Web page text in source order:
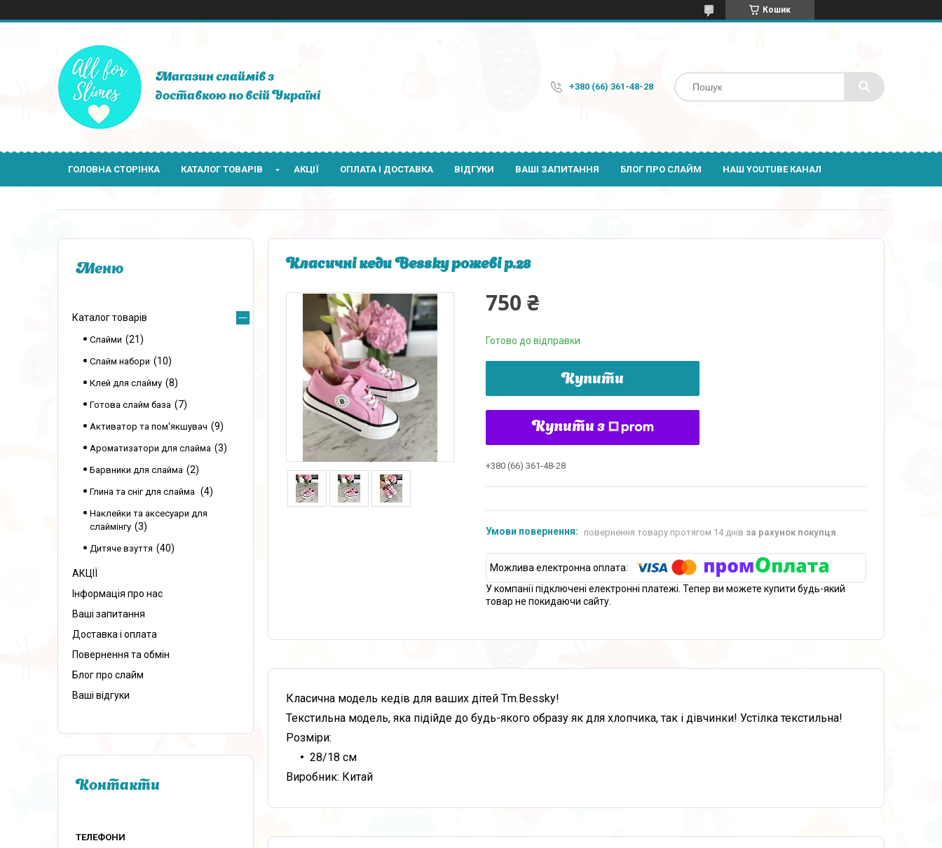
Кошик
Магазин слаймів з
доставкою по всій Україні
+380 (66) 361-48-28
ГОЛОВНА СТОРІНКА КАТАЛОГ ТОВАРІВ АКЦІЇ ОПЛАТА І ДОСТАВКА ВІДГУКИ ВАШІ ЗАПИТАННЯ БЛОГ ПРО СЛАЙМ НАШ YOUTUBE КАНАЛ
Класичні кеди Bessky рожеві р.28
750 ₴
Готово до відправки
Купити
Купити з
+380 (66) 361-48-28
повернення товару протягом 14 днів за рахунок покупця
У компанії підключені електронні платежі. Тепер ви можете купити будь-який
товар не покидаючи сайту.
Класична модель кедів для ваших дітей Тm.Bessky!
Текстильна модель, яка підійде до будь-якого образу як для хлопчика, так і дівчинки! Устілка текстильна!
Розміри:
28/18 см
Виробник: Китай
Каталог товарів
Слайми 21
Слайм набори 10
Клей для слайму 8
Готова слайм база 7
Активатор та пом'якшувач 9
Ароматизатори для слайма 3
Барвники для слайма 2
Глина та сніг для слайма 4
Наклейки та аксесуари для
слаймінгу
3
Дитяче взуття 40
АКЦІЇ
Інформація про нас
Ваші запитання
Доставка і оплата
Повернення та обмін
Блог про слайм
Ваші відгуки
Контакти